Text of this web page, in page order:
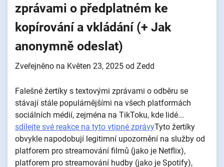
zprávami o předplatném ke
kopírování a vkládání (+ Jak
anonymně odeslat)
Zveřejněno na Květen 23, 2025 od Zedd
Falešné žertíky s textovými zprávami o odběru se
stávají stále populárnějšími na všech platformách
sociálních médií, zejména na TikToku, kde lidé...
sdílejte své reakce na tyto vtipné zprávyTyto žertíky
obvykle napodobují legitimní upozornění na služby od
platforem pro streamování filmů (jako je Netflix),
platforem pro streamování hudby (jako je Spotify),